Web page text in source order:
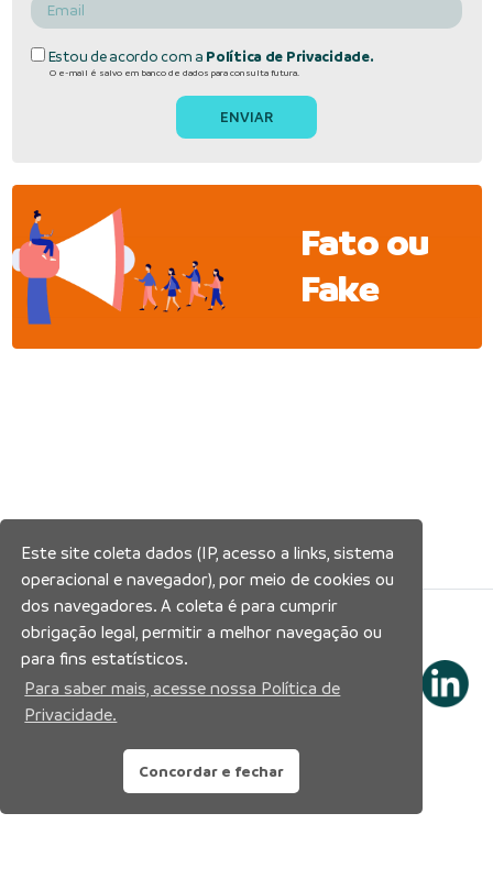
Estou de acordo com a Política de Privacidade.
O e-mail é salvo em banco de dados para consulta futura.
Fato ou
Fake
Siga nossas redes sociais:
Este site coleta dados (IP, acesso a links, sistema
operacional e navegador), por meio de cookies ou
dos navegadores. A coleta é para cumprir
obrigação legal, permitir a melhor navegação ou
para fins estatísticos.
Para saber mais, acesse nossa Política de
Privacidade.
Concordar e fechar